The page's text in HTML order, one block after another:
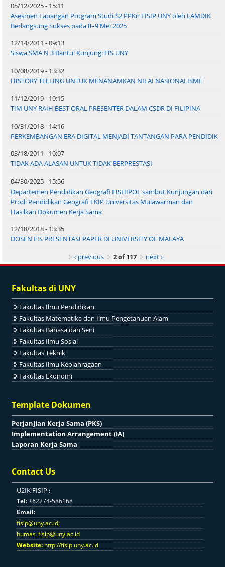
05/12/2025 - 15:11
Asesmen Lapangan Program Studi S2 PPKn FISIP UNY oleh LAMDIK
Berlangsung Sukses pada 8–9 Mei 2025
12/14/2011 - 09:13
Siswa SMA N 3 Bantul Kunjungi FIS UNY
10/08/2019 - 13:32
HISTORY TELLING UNTUK MENANAMKAN NILAI NASIONALISME
11/12/2019 - 10:15
TIM UNY RAIH BEST ORAL PRESENTER DALAM CSDR DI FILIPINA
10/31/2018 - 14:16
PERKEMBANGAN ERA DIGITAL MENJADI TANTANGAN PARA PENDIDIK
03/18/2011 - 10:07
TIDAK ADA ALASAN UNTUK TIDAK BERPRESTASI
04/30/2025 - 15:56
Departemen Pendidikan Geografi FISHIPOL sambut Kunjungan dari
Prodi Pendidikan Geografi FKIP Universitas Mulawarman dan
Hasilkan Dokumen Kerja Sama
12/18/2018 - 13:35
DOSEN FIS PRESENTASI PAPER DI UNIVERSITY OF MALAYA
‹ previous
2 of 117 next ›
Fakultas di UNY
Fakultas Ilmu Pendidikan
Fakultas Matematika dan Ilmu Pengetahuan Alam
Fakultas Bahasa dan Seni
Fakultas Ilmu Sosial
Fakultas Teknik
Fakultas Ilmu Keolahragaan
Fakultas Ekonomi
Template Dokumen
Perjanjian Kerja Sama (PKS)
Implementation Arrangement (IA)
Laporan Kerja Sama
Contact Us
U2IK FISIP :
Tel:+62274-586168
Email:
fisip@uny.ac.id;
humas_fisip@uny.ac.id
Website: http://fisip.uny.ac.id